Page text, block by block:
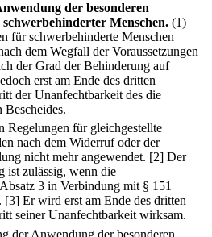
der besonderen
Menschen. (1)
für schwerbehinderte Menschen
dem Wegfall der Voraussetzungen
der Grad der Behinderung auf
erst am Ende des dritten
der Unanfechtbarkeit des die
Bescheides.
Regelungen für gleichgestellte
nach dem Widerruf oder der
nicht mehr angewendet. [2] Der
ist zulässig, wenn die
3 in Verbindung mit § 151
[3] Er wird erst am Ende des dritten
seiner Unanfechtbarkeit wirksam.
der Anwendung der besonderen